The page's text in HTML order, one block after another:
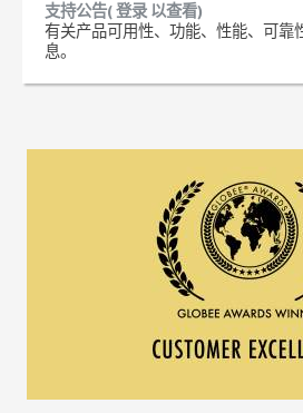
支持公告( 登录 以查看)
有关产品可用性、功能、性能、可靠
息。